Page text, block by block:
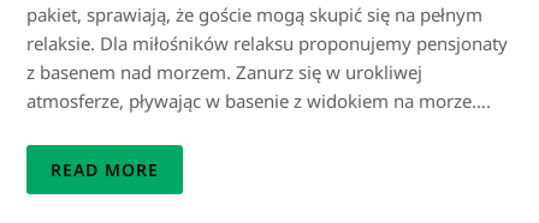
pakiet, sprawiają, że goście mogą skupić się na pełnym
relaksie. Dla miłośników relaksu proponujemy pensjonaty
z basenem nad morzem. Zanurz się w urokliwej
atmosferze, pływając w basenie z widokiem na morze….
READ MORE